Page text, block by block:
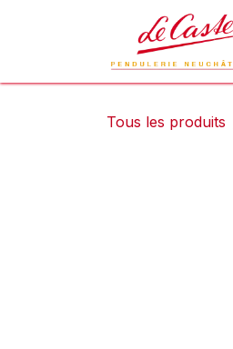
Tous les produits